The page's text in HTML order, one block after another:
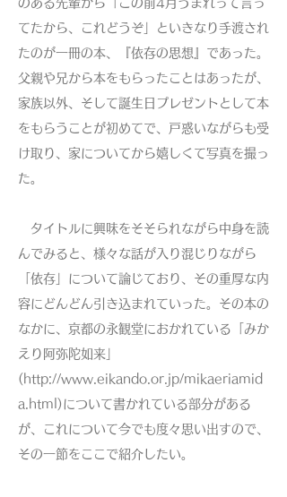
のある先輩から「この前4月うまれって言っ
てたから、これどうぞ」といきなり手渡され
たのが一冊の本、『依存の思想』であった。
父親や兄から本をもらったことはあったが、
家族以外、そして誕生日プレゼントとして本
をもらうことが初めてで、戸惑いながらも受
け取り、家についてから嬉しくて写真を撮っ
た。
タイトルに興味をそそられながら中身を読
んでみると、様々な話が入り混じりながら
「依存」について論じており、その重厚な内
容にどんどん引き込まれていった。その本の
なかに、京都の永観堂におかれている「みか
えり阿弥陀如来」
( http://www.eikando.or.jp/mikaeriamid
a.html) について書かれている部分がある
が、これについて今でも度々思い出すので、
その一節をここで紹介したい。